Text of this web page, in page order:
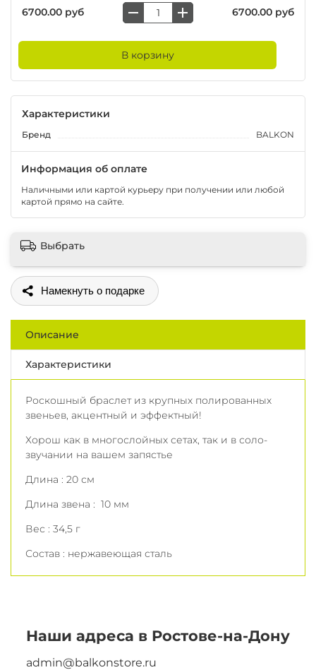
6700.00 руб 6700.00 руб
В корзину
Характеристики
Бренд BALKON
Информация об оплате
Наличными или картой курьеру при получении или любой
картой прямо на сайте.
Выбрать
Поделиться
Описание
Характеристики
Роскошный браслет из крупных полированных
звеньев, акцентный и эффектный!
Хорош как в многослойных сетах, так и в соло-
звучании на вашем запястье
Длина : 20 см
Длина звена : 10 мм
Вес : 34,5 г
Состав : нержавеющая сталь
Наши адреса в Ростове-на-Дону
admin@balkonstore.ru